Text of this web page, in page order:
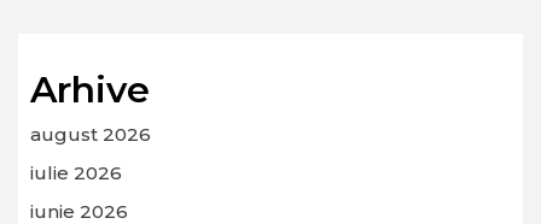
Arhive
august 2026
iulie 2026
iunie 2026